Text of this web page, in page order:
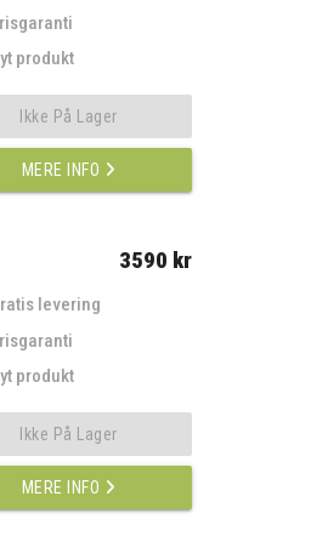
produkt
Ikke På Lager
MERE INFO
3590 kr
levering
produkt
Ikke På Lager
MERE INFO